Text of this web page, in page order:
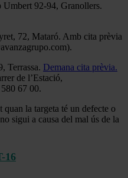
Umbert 92-94, Granollers.
72, Mataró. Amb cita prèvia
Terrassa. Demana cita prèvia.
de l’Estació,
67 00.
quan la targeta té un defecte o
sigui a causa del mal ús de la
16